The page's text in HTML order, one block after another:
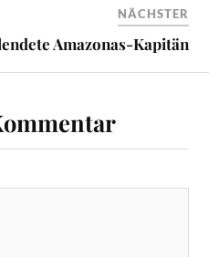
NÄCHSTER
Amazonas-Kapitän